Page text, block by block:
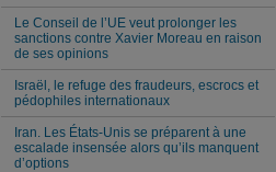
Le Conseil de l’UE veut prolonger les
sanctions contre Xavier Moreau en raison
de ses opinions
Israël, le refuge des fraudeurs, escrocs et
pédophiles internationaux
Iran. Les États-Unis se préparent à une
escalade insensée alors qu’ils manquent
d’options